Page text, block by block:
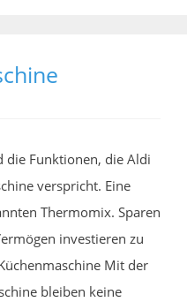
die Funktionen, die Aldi
verspricht. Eine
Thermomix. Sparen
investieren zu
Mit der
bleiben keine